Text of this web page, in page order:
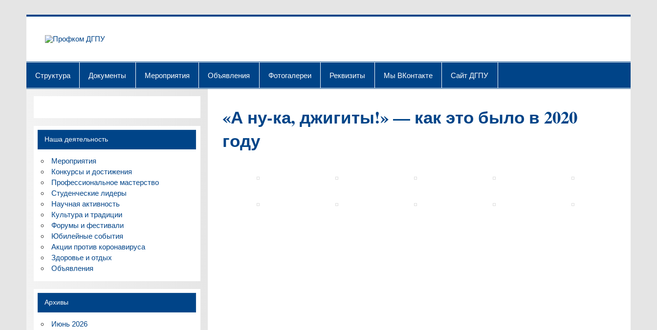
Перейти
Структура Документы Мероприятия Объявления Фотогалереи Реквизиты Мы ВКонтакте Сайт ДГПУ
«А ну-ка, джигиты!» — как это было в 2020
году
Наша деятельность
Мероприятия
Конкурсы и достижения
Профессиональное мастерство
Студенческие лидеры
Научная активность
Культура и традиции
Форумы и фестивали
Юбилейные события
Акции против коронавируса
Здоровье и отдых
Объявления
Архивы
Июнь 2026